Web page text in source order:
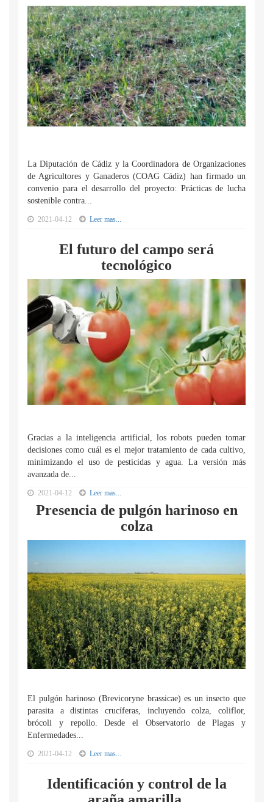
La Diputación de Cádiz y la Coordinadora de Organizaciones
de Agricultores y Ganaderos (COAG Cádiz) han firmado un
convenio para el desarrollo del proyecto: Prácticas de lucha
sostenible contra...
2021-04-12 Leer mas...
El futuro del campo será
tecnológico
Gracias a la inteligencia artificial, los robots pueden tomar
decisiones como cuál es el mejor tratamiento de cada cultivo,
minimizando el uso de pesticidas y agua. La versión más
avanzada de...
2021-04-12 Leer mas...
Presencia de pulgón harinoso en
colza
El pulgón harinoso (Brevicoryne brassicae) es un insecto que
parasita a distintas crucíferas, incluyendo colza, coliflor,
brócoli y repollo. Desde el Observatorio de Plagas y
Enfermedades...
2021-04-12 Leer mas...
Identificación y control de la